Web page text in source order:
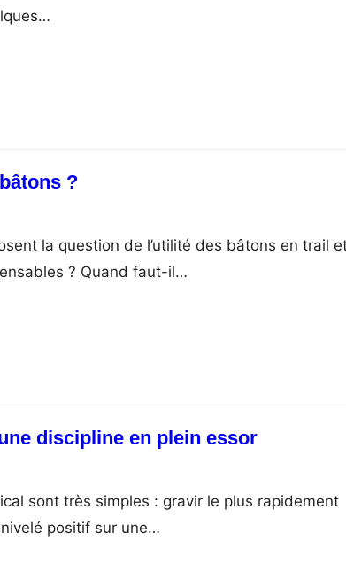
?
la question de l’utilité des bâtons en trail
? Quand faut-il…
discipline en plein essor
sont très simples : gravir le plus rapidement
positif sur une…